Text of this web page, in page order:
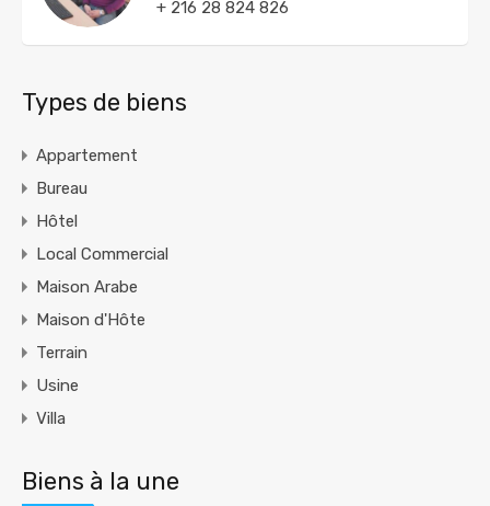
+ 216 28 824 826
Types de biens
Appartement
Bureau
Hôtel
Local Commercial
Maison Arabe
Maison d'Hôte
Terrain
Usine
Villa
Biens à la une